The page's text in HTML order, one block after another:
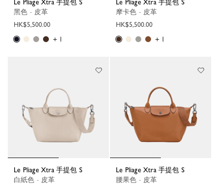
Le Pliage Xtra 手提包 S
黑色 - 皮革
HK$5,500.00
+ 1
Le Pliage Xtra 手提包 S
摩卡色 - 皮革
HK$5,500.00
+ 1
Le Pliage Xtra 手提包 S
白紙色 - 皮革
Le Pliage Xtra 手提包 S
腰果色 - 皮革